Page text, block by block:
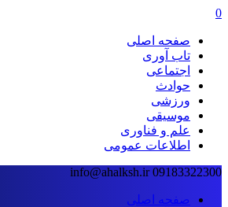
0
صفحه اصلی
تاب آوری
اجتماعی
حوادث
ورزشی
موسیقی
علم و فناوری
اطلاعات عمومی
09183322300
info@ahalksh.ir
صفحه اصلی